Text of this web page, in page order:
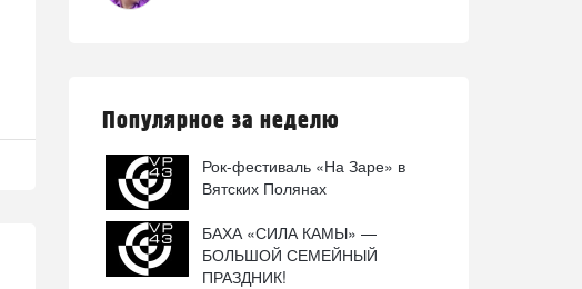
Популярное за неделю
Рок-фестиваль «На Заре» в
Вятских Полянах
БАХА «СИЛА КАМЫ» —
БОЛЬШОЙ СЕМЕЙНЫЙ
ПРАЗДНИК!